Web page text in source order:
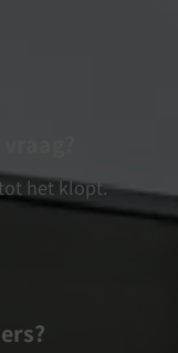
het klopt.